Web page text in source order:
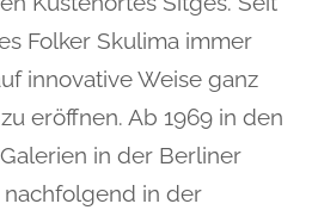
Folker Skulima immer
innovative Weise ganz
eröffnen. Ab 1969 in den
in der Berliner
nachfolgend in der